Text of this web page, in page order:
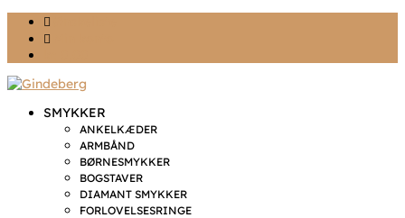
SMYKKER
ANKELKÆDER
ARMBÅND
BØRNESMYKKER
BOGSTAVER
DIAMANT SMYKKER
FORLOVELSESRINGE